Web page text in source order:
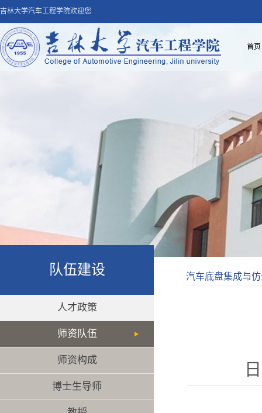
吉林大学汽车工程学院欢迎您
首页
队伍建设
人才政策
师资队伍
师资构成
博士生导师
汽车底盘集成与